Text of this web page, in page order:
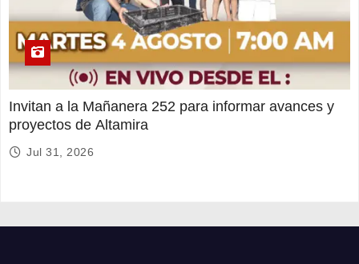
Invitan a la Mañanera 252 para informar avances y
proyectos de Altamira
Jul 31, 2026